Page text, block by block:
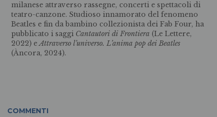
milanese attraverso rassegne, concerti e spettacoli di
teatro-canzone. Studioso innamorato del fenomeno
Beatles e fin da bambino collezionista dei Fab Four, ha
pubblicato i saggi Cantautori di Frontiera (Le Lettere,
2022) eAttraverso l’universo. L’anima pop dei Beatles
(Àncora, 2024).
COMMENTI